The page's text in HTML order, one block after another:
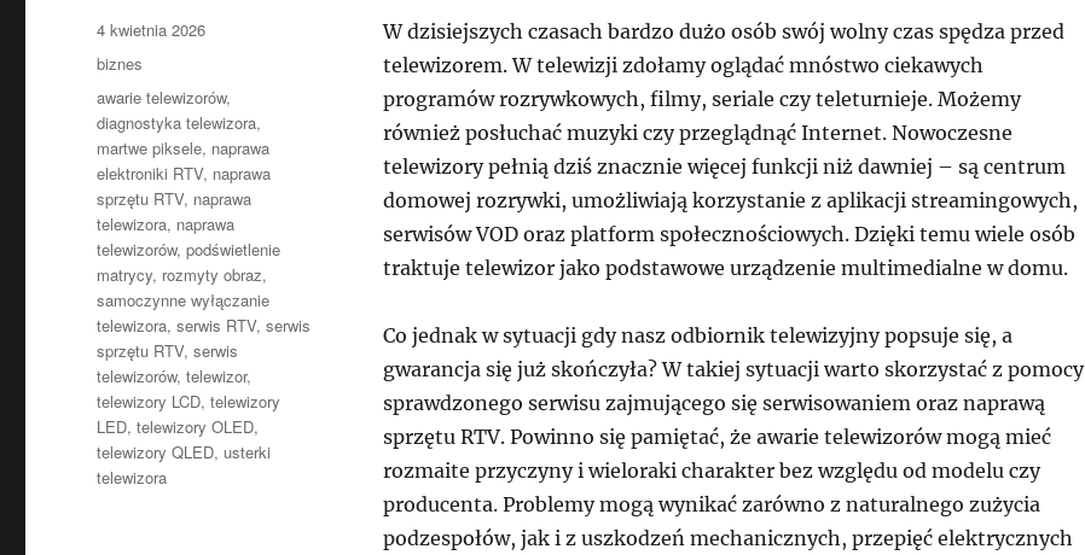
W dzisiejszych czasach bardzo dużo osób swój wolny czas spędza przed
telewizorem. W telewizji zdołamy oglądać mnóstwo ciekawych
programów rozrywkowych, filmy, seriale czy teleturnieje. Możemy
również posłuchać muzyki czy przeglądnąć Internet. Nowoczesne
telewizory pełnią dziś znacznie więcej funkcji niż dawniej – są centrum
domowej rozrywki, umożliwiają korzystanie z aplikacji streamingowych,
serwisów VOD oraz platform społecznościowych. Dzięki temu wiele osób
traktuje telewizor jako podstawowe urządzenie multimedialne w domu.
Co jednak w sytuacji gdy nasz odbiornik telewizyjny popsuje się, a
gwarancja się już skończyła? W takiej sytuacji warto skorzystać z pomocy
sprawdzonego serwisu zajmującego się serwisowaniem oraz naprawą
sprzętu RTV. Powinno się pamiętać, że awarie telewizorów mogą mieć
rozmaite przyczyny i wieloraki charakter bez względu od modelu czy
producenta. Problemy mogą wynikać zarówno z naturalnego zużycia
podzespołów, jak i z uszkodzeń mechanicznych, przepięć elektrycznych
Data
publikacji
4 kwietnia 2026
Kategorie
biznes
Tagi
awarie telewizorów,
diagnostyka telewizora,
martwe piksele, naprawa
elektroniki RTV, naprawa
sprzętu RTV, naprawa
telewizora, naprawa
telewizorów,podświetlenie
matrycy, rozmyty obraz,
samoczynne wyłączanie
telewizora,serwis RTV,serwis
sprzętu RTV,serwis
telewizorów,telewizor,
telewizory LCD,telewizory
LED,telewizory OLED,
telewizory QLED, usterki
telewizora